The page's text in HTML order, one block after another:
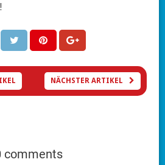
NÄCHSTER ARTIKEL
comments